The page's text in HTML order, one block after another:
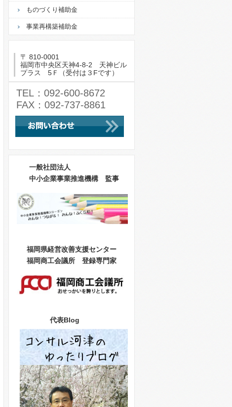
ものづくり補助金
事業再構築補助金
〒 810-0001
福岡市中央区天神4-8-2 天神ビル
プラス 5Ｆ（受付は３Fです）
TEL：092-600-8672
FAX：092-737-8861
一般社団法人
中小企業事業推進機構 監事
福岡県経営改善支援センター
福岡商工会議所 登録専門家
代表Blog